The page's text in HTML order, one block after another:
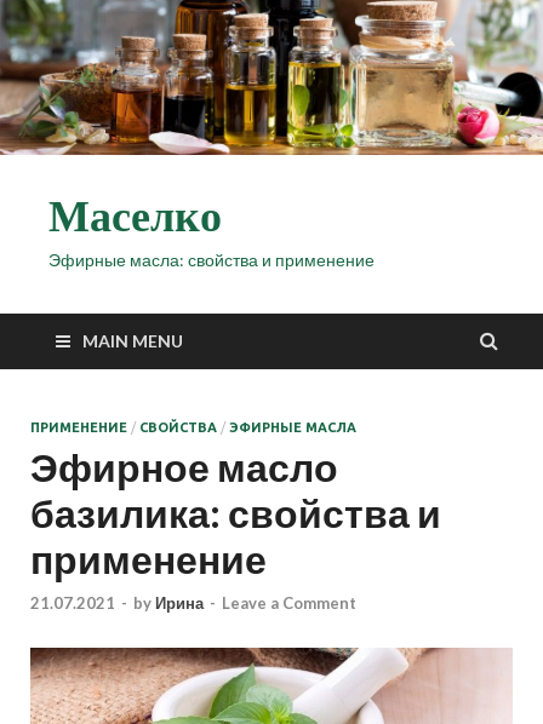
Маселко
Эфирные масла: свойства и применение
MAIN MENU
ПРИМЕНЕНИЕ / СВОЙСТВА / ЭФИРНЫЕ МАСЛА
Эфирное масло
базилика: свойства и
применение
21.07.2021 - byИрина - Leave a Comment